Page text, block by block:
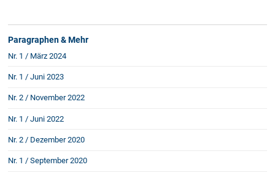
Paragraphen & Mehr
Nr. 1 / März 2024
Nr. 1 / Juni 2023
Nr. 2 / November 2022
Nr. 1 / Juni 2022
Nr. 2 / Dezember 2020
Nr. 1 / September 2020